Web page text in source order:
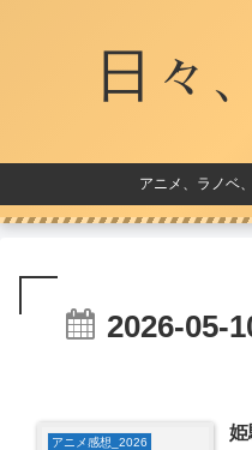
日々
アニメ、ラノベ
2026-05-
アニメ感想_2026 姫